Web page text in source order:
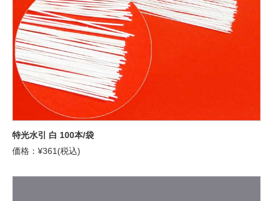
特光水引 白 100本/袋
価格：¥361(税込)